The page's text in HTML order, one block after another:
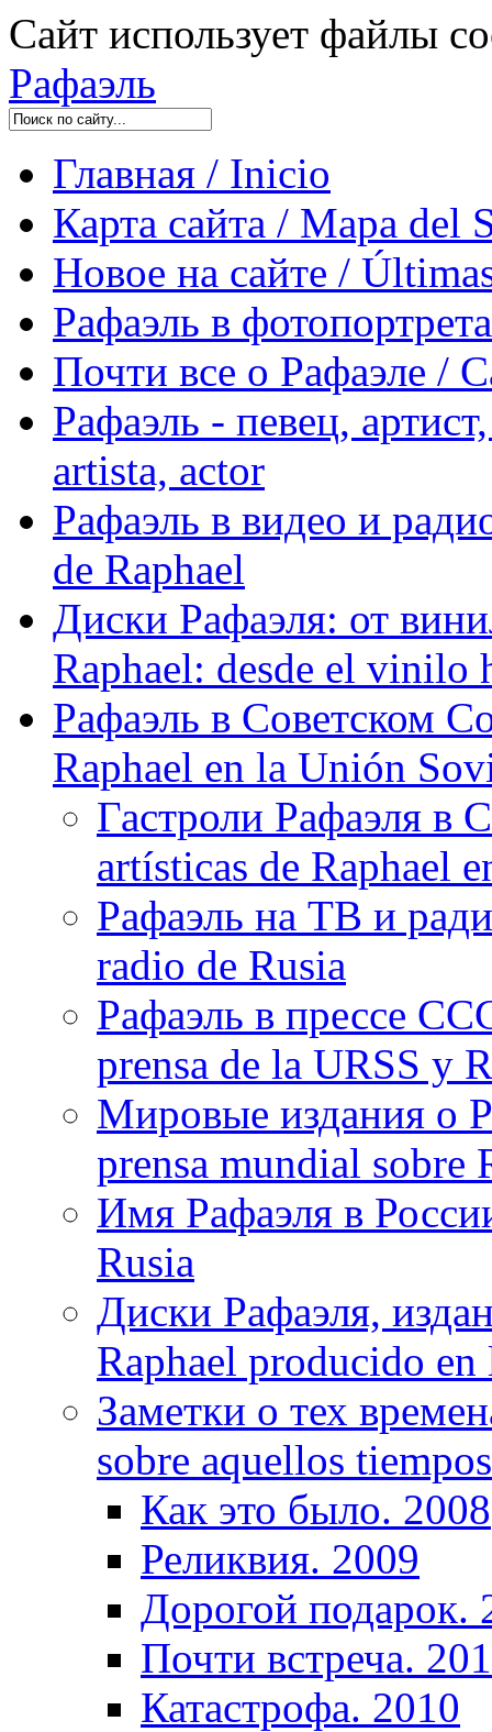
Сайт использует файлы
Рафаэль
Главная / Inicio
Карта сайта / Mapa del
Новое на сайте /
Рафаэль в
Почти все о Рафаэле /
Рафаэль - певец,
artista, actor
Рафаэль в видео и
de Raphael
Диски Рафаэля: от
Raphael: desde el vinilo
Рафаэль в Советском
Raphael en la Unión
Гастроли Рафаэля в
artísticas de Raphael
Рафаэль на ТВ и
radio de Rusia
Рафаэль в прессе
prensa de la URSS y
Мировые издания о
prensa mundial sobre
Имя Рафаэля в
Rusia
Диски Рафаэля,
Raphael producido en
Заметки о тех
sobre aquellos
Как это было. 2008
Реликвия. 2009
Дорогой подарок.
Почти встреча.
Катастрофа. 2010